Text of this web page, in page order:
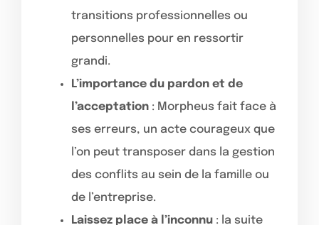
transitions professionnelles ou
personnelles pour en ressortir
grandi.
L’importance du pardon et de
l’acceptation : Morpheus fait face à
ses erreurs, un acte courageux que
l’on peut transposer dans la gestion
des conflits au sein de la famille ou
de l’entreprise.
Laissez place à l’inconnu : la suite